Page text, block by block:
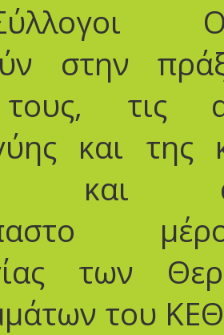
στην
τις
και της
και
των
του